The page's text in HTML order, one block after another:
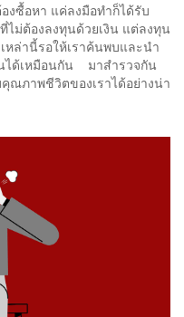
งซื้อหา แค่ลงมือทำก็ได้รับ
ไม่ต้องลงทุนด้วยเงิน แต่ลงทุน
หล่านี้รอให้เราค้นพบและนำ
ได้เหมือนกัน มาสำรวจกัน
ณภาพชีวิตของเราได้อย่างน่า